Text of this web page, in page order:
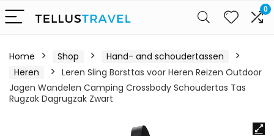
0
Home Shop
Hand- and schoudertassen
Heren
Leren Sling Borsttas voor Heren Reizen Outdoor
Jagen Wandelen Camping Crossbody Schoudertas Tas
Rugzak Dagrugzak Zwart